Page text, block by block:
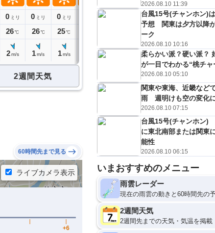
0 ミリ
26℃
2 m/s
0 ミリ
26 ℃
1m/s
0 ミリ
25℃
1 m/s
ミリ
m/s
0 ミリ
1 m/s
0ミリ
1m/s
0
1
2週間天気
60時間先まで見る
2026.08.10 11:39
台風15号(チャンホン)
予想 関東は夕方以降
ーク
2026.08.10 10:16
柔らかい派？硬い派？
が一目でわかる“桃チ
2026.08.10 05:10
関東や東海、近畿など
雨 週明けも空の変化
2026.08.10 07:15
台風15号(チャンホン)
に東北南部または関東
能性
2026.08.10 06:15
いまおすすめのメニュー
雨雲レーダー
現在の雨雲の動きと60時間先の
2週間天気
2週間先までの天気・気温を掲載